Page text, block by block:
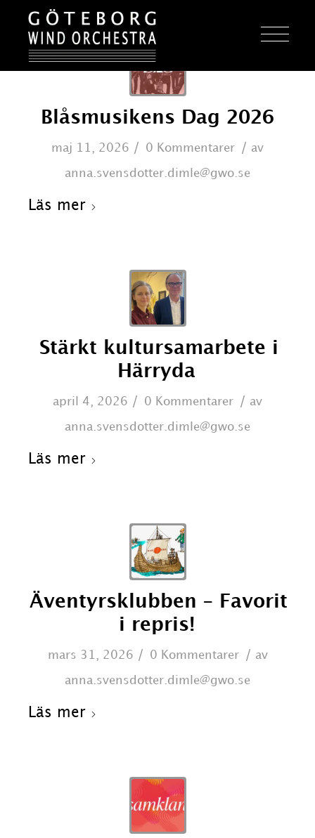
Blåsmusikens Dag 2026
maj 11, 2026 / 0 Kommentarer / av
anna.svensdotter.dimle@gwo.se
Läs mer
Stärkt kultursamarbete i
Härryda
april 4, 2026 / 0 Kommentarer / av
anna.svensdotter.dimle@gwo.se
Läs mer
Äventyrsklubben – Favorit
i repris!
mars 31, 2026 / 0 Kommentarer / av
anna.svensdotter.dimle@gwo.se
Läs mer